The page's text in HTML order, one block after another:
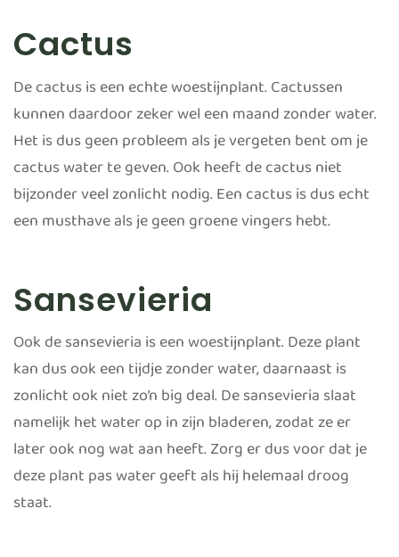
Cactus
De cactus is een echte woestijnplant. Cactussen
kunnen daardoor zeker wel een maand zonder water.
Het is dus geen probleem als je vergeten bent om je
cactus water te geven. Ook heeft de cactus niet
bijzonder veel zonlicht nodig. Een cactus is dus echt
een musthave als je geen groene vingers hebt.
Sansevieria
Ook de sansevieria is een woestijnplant. Deze plant
kan dus ook een tijdje zonder water, daarnaast is
zonlicht ook niet zo’n big deal. De sansevieria slaat
namelijk het water op in zijn bladeren, zodat ze er
later ook nog wat aan heeft. Zorg er dus voor dat je
deze plant pas water geeft als hij helemaal droog
staat.